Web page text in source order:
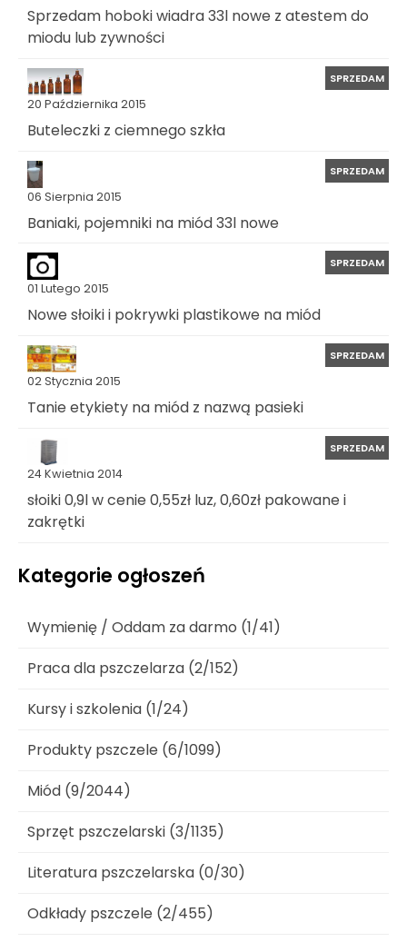
Sprzedam hoboki wiadra 33l nowe z atestem do
miodu lub zywności
20 Października 2015
SPRZEDAM
Buteleczki z ciemnego szkła
06 Sierpnia 2015
SPRZEDAM
Baniaki, pojemniki na miód 33l nowe
01 Lutego 2015
SPRZEDAM
Nowe słoiki i pokrywki plastikowe na miód
02 Stycznia 2015
SPRZEDAM
Tanie etykiety na miód z nazwą pasieki
24 Kwietnia 2014
SPRZEDAM
słoiki 0,9l w cenie 0,55zł luz, 0,60zł pakowane i
zakrętki
Kategorie ogłoszeń
Wymienię / Oddam za darmo (1/41)
Praca dla pszczelarza (2/152)
Kursy i szkolenia (1/24)
Produkty pszczele (6/1099)
Miód (9/2044)
Sprzęt pszczelarski (3/1135)
Literatura pszczelarska (0/30)
Odkłady pszczele (2/455)